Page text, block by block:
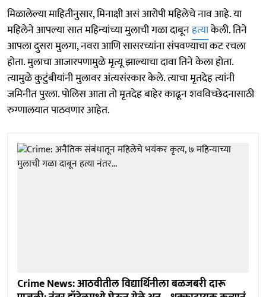
मिळालेल्या माहितीनुसार, मिनाक्षी असं आरोपी महिलेचे नाव आहे. या
महिलेने आपल्या सात महिन्यांच्या मुलाची गळा दाबूनहत्याकेली. तिने
आपला दुसरा मुलगा, नवरा आणि सासरच्यांना संपवण्याचा कट रचला
होता. मुलाचा आजारपणामुळे मृत्यू झाल्याचा दावा तिने केला होता.
त्यामुळे कुटुंबीयांनी मुलावर अंत्यसंस्कार केले. त्याचा मृतदेह त्यांनी
जमिनीत पुरला. पोलिस आता तो मृतदेह बाहेर काढून शवविच्छेदनासाठी
रुग्णालयात पाठवणार आहेत.
Crime News: आठवीतील विद्यार्थिनीला बळजबरी दारू